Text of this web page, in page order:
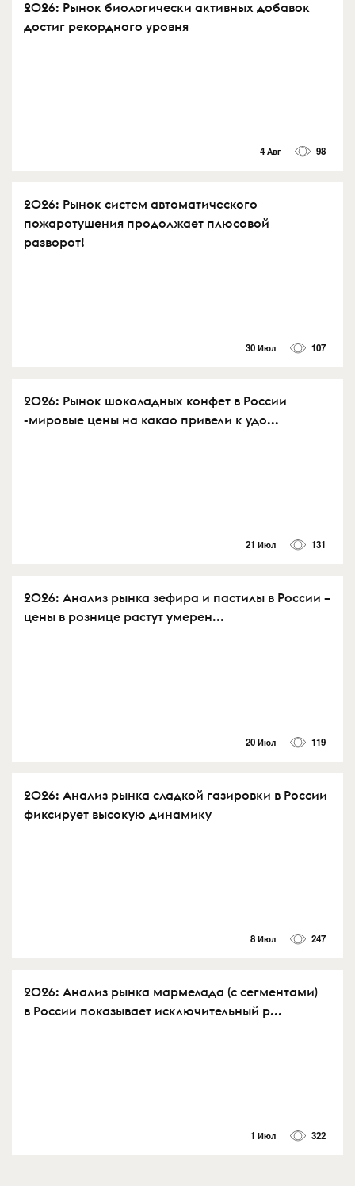
2026: Рынок биологически активных добавок
достиг рекордного уровня
4 Авг 98
2026: Рынок систем автоматического
пожаротушения продолжает плюсовой
разворот!
30 Июл 107
2026: Рынок шоколадных конфет в России
-мировые цены на какао привели к удо...
21 Июл 131
2026: Анализ рынка зефира и пастилы в России –
цены в рознице растут умерен...
20 Июл 119
2026: Анализ рынка сладкой газировки в России
фиксирует высокую динамику
8 Июл 247
2026: Анализ рынка мармелада (с сегментами)
в России показывает исключительный р...
1 Июл 322